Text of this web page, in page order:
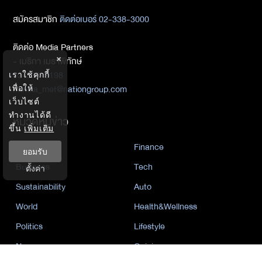
สมัครสมาชิกติดต่อเบอร์ 02-338-3000
ติดต่อ Media Partners
- เมธิกา เมธาพิทักษ์
02-338-3198
metika_met@nationgroup.com
หมวดหมู่ข่าว
Economics
Finance
Business
Tech
Sustainability
Auto
World
Health&Wellness
Politics
Lifestyle
News
Opinion
×
เราใช้คุกกี้
เพื่อให้
เว็บไซต์
ทำงานได้ดี
ขึ้นเพิ่มเติม
ยอมรับ
ตั้งค่า